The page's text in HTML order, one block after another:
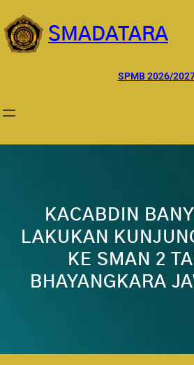
ke
konten
SMADATARA
SPMB 2026/
KACABDIN
LAKUKAN
KE SMAN 2
BHAYANGKARA